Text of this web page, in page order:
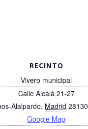
RECINTO
Vivero municipal
Calle Alcalá 21-27
Alalpardo, Madrid 28130
Google Map